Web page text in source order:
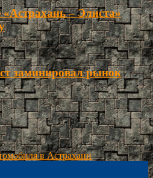
– Элиста»
заминировал рынок
в Астрахани